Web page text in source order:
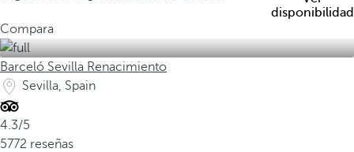
disponibilidad
Compara
Barceló Sevilla Renacimiento
Sevilla, Spain
4.3/5
5772 reseñas